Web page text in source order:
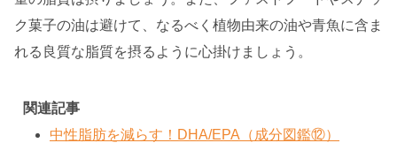
ク菓子の油は避けて、なるべく植物由来の油や青魚に含ま
れる良質な脂質を摂るように心掛けましょう。
関連記事
中性脂肪を減らす！DHA/EPA（成分図鑑⑫）